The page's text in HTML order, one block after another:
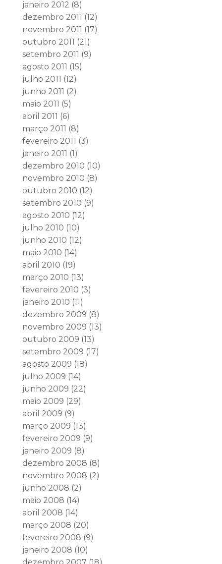
janeiro 2012 (8)
dezembro 2011 (12)
novembro 2011 (17)
outubro 2011 (21)
setembro 2011 (9)
agosto 2011 (15)
julho 2011 (12)
junho 2011 (2)
maio 2011 (5)
abril 2011 (6)
março 2011 (8)
fevereiro 2011 (3)
janeiro 2011 (1)
dezembro 2010 (10)
novembro 2010 (8)
outubro 2010 (12)
setembro 2010 (9)
agosto 2010 (12)
julho 2010 (10)
junho 2010 (12)
maio 2010 (14)
abril 2010 (19)
março 2010 (13)
fevereiro 2010 (3)
janeiro 2010 (11)
dezembro 2009 (8)
novembro 2009 (13)
outubro 2009 (13)
setembro 2009 (17)
agosto 2009 (18)
julho 2009 (14)
junho 2009 (22)
maio 2009 (29)
abril 2009 (9)
março 2009 (13)
fevereiro 2009 (9)
janeiro 2009 (8)
dezembro 2008 (8)
novembro 2008 (2)
junho 2008 (2)
maio 2008 (14)
abril 2008 (14)
março 2008 (20)
fevereiro 2008 (9)
janeiro 2008 (10)